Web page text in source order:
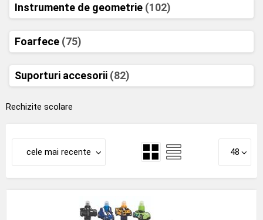
Instrumente de geometrie (102)
Foarfece (75)
Suporturi accesorii (82)
Rechizite scolare
cele mai recente 48